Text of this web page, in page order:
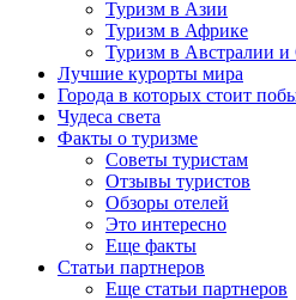
Туризм в Азии
Туризм в Африке
Туризм в Австралии
Лучшие курорты мира
Города в которых стоит
Чудеса света
Факты о туризме
Советы туристам
Отзывы туристов
Обзоры отелей
Это интересно
Еще факты
Статьи партнеров
Еще статьи партнеров